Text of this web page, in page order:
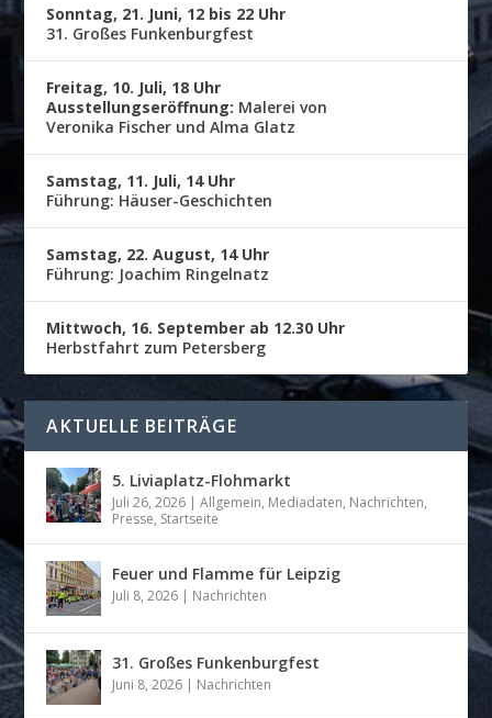
Sonntag, 21. Juni, 12 bis 22 Uhr
31. Großes Funkenburgfest
Freitag, 10. Juli, 18 Uhr
Ausstellungseröffnung: Malerei von
Veronika Fischer und Alma Glatz
Samstag, 11. Juli, 14 Uhr
Führung: Häuser-Geschichten
Samstag, 22. August, 14 Uhr
Führung: Joachim Ringelnatz
Mittwoch, 16. September ab 12.30 Uhr
Herbstfahrt zum Petersberg
AKTUELLE BEITRÄGE
5. Liviaplatz-Flohmarkt
Juli 26, 2026 |Allgemein, Mediadaten, Nachrichten,
Presse, Startseite
Feuer und Flamme für Leipzig
Juli 8, 2026 | Nachrichten
31. Großes Funkenburgfest
Juni 8, 2026 | Nachrichten